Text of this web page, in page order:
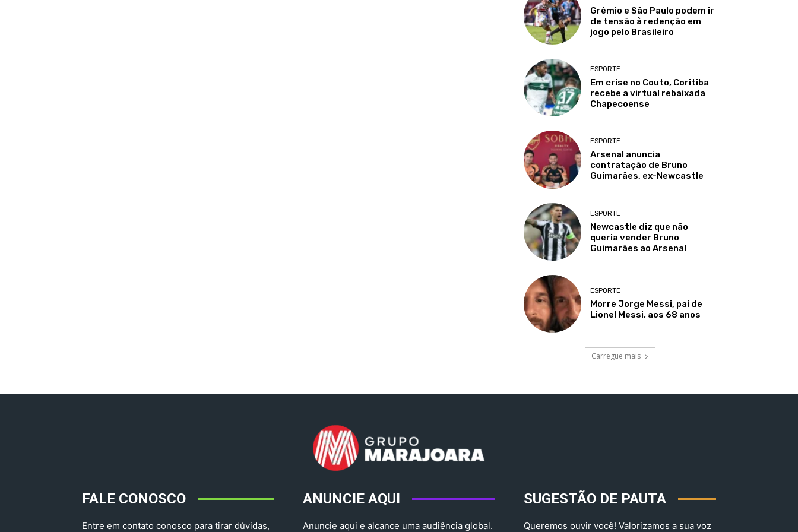
Grêmio e São Paulo podem ir
de tensão à redenção em
jogo pelo Brasileiro
ESPORTE
Em crise no Couto, Coritiba
recebe a virtual rebaixada
Chapecoense
ESPORTE
Arsenal anuncia
contratação de Bruno
Guimarães, ex-Newcastle
ESPORTE
Newcastle diz que não
queria vender Bruno
Guimarães ao Arsenal
ESPORTE
Morre Jorge Messi, pai de
Lionel Messi, aos 68 anos
Carregue mais
FALE CONOSCO
Entre em contato conosco para tirar dúvidas,
ANUNCIE AQUI
Anuncie aqui e alcance uma audiência global.
SUGESTÃO DE PAUTA
Queremos ouvir você! Valorizamos a sua voz